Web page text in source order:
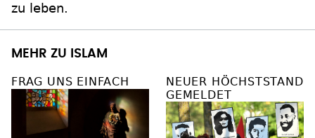
zu leben.
MEHR ZU ISLAM
FRAG UNS EINFACH
NEUER HÖCHSTSTAND
GEMELDET